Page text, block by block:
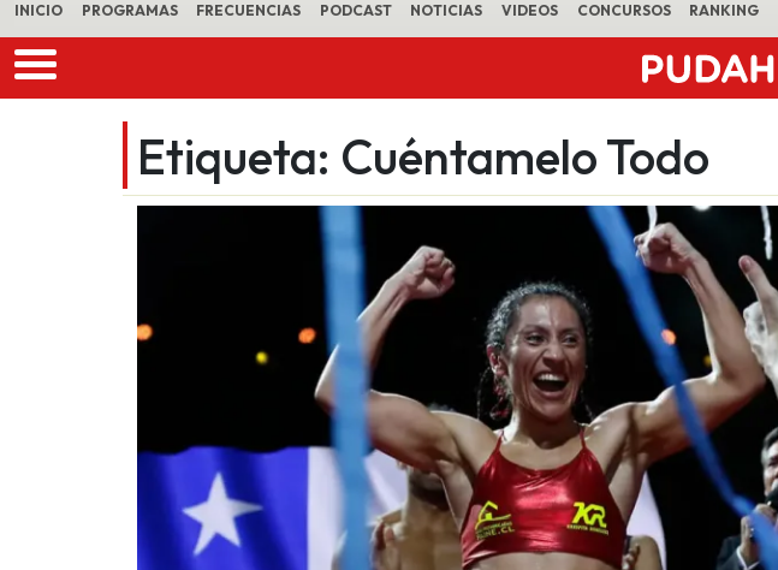
INICIO PROGRAMAS FRECUENCIAS PODCAST NOTICIAS VIDEOS CONCURSOS RANKING
Etiqueta: Cuéntamelo Todo